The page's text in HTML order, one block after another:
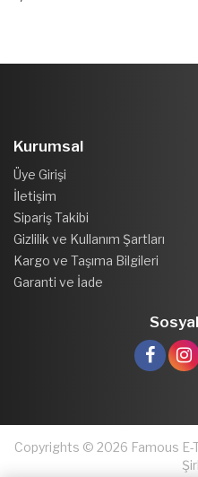
Kurumsal
Üye Girişi
İletişim
Sipariş Takibi
Gizlilik ve Kullanım Şartları
Kargo ve Taşıma Bilgileri
Garanti ve İade
Copyrights © 2026 Famous